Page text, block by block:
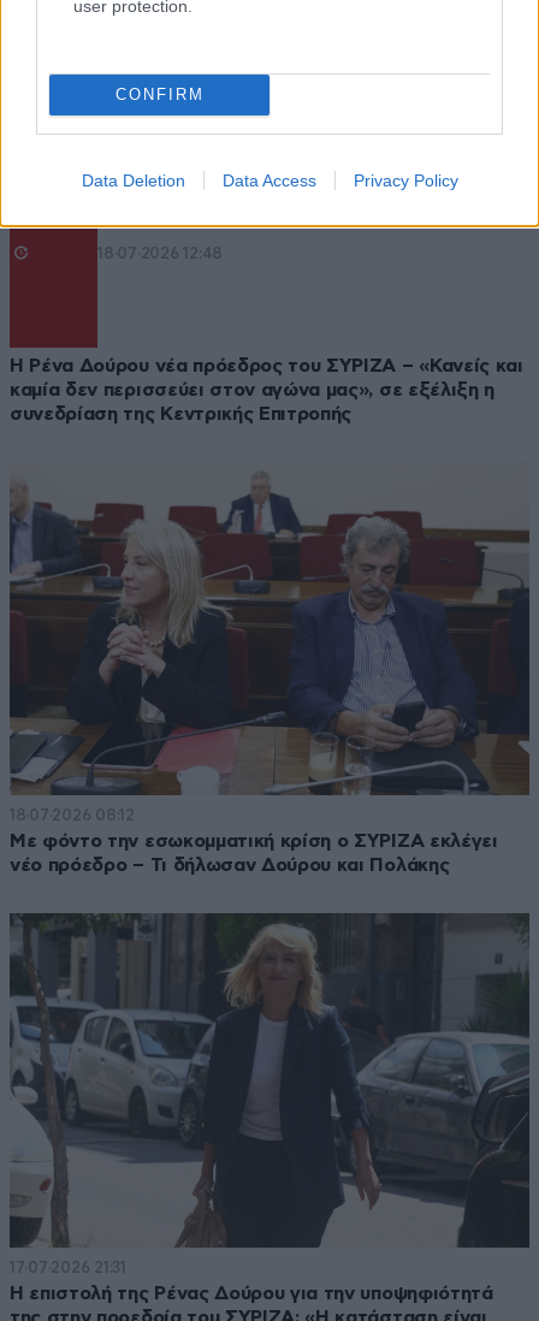
user protection.
CONFIRM
Data Deletion Data Access Privacy Policy
Updated
18·07·2026 12:48
Η Ρένα Δούρου νέα πρόεδρος του ΣΥΡΙΖΑ – «Κανείς και
καμία δεν περισσεύει στον αγώνα μας», σε εξέλιξη η
συνεδρίαση της Κεντρικής Επιτροπής
18·07·2026 08:12
Με φόντο την εσωκομματική κρίση ο ΣΥΡΙΖΑ εκλέγει
νέο πρόεδρο – Τι δήλωσαν Δούρου και Πολάκης
17·07·2026 21:31
Η επιστολή της Ρένας Δούρου για την υποψηφιότητά
της στην προεδρία του ΣΥΡΙΖΑ: «Η κατάσταση είναι